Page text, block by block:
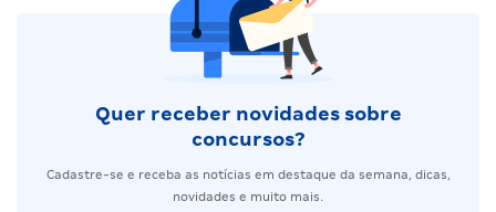
Quer receber novidades sobre
concursos?
Cadastre-se e receba as notícias em destaque da semana, dicas,
novidades e muito mais.